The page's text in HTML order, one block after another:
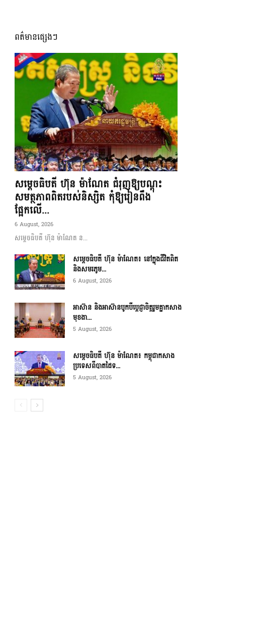
ពត៌មានផ្សេងៗ
សម្តេចធិបតី ហ៊ុន ម៉ាណែត ជំរុញឱ្យបណ្តុះ
សមត្ថភាពពិតរបស់និស្សិត កុំឱ្យរៀនពឹង
ផ្អែកលើ...
6 August, 2026
សម្តេចធិបតី ហ៊ុន ម៉ាណែត ន...
សម្តេចធិបតី ហ៊ុន ម៉ាណែត៖ នៅក្នុងជីវិតពិត
និងសមរភូម...
6 August, 2026
អាស៊ាន និងអាស៊ានបូកបីប្តេជ្ញាចិត្តរួមគ្នាកសាង
មុខងា...
5 August, 2026
សម្ដេចធិបតី ហ៊ុន ម៉ាណែត៖ កម្ពុជាកសាង
ប្រទេសពីបាតដៃទ...
5 August, 2026